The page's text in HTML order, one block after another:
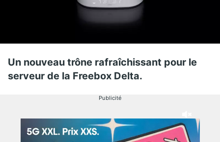
Un nouveau trône rafraîchissant pour le
serveur de la Freebox Delta.
Publicité